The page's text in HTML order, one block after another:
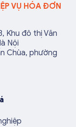
VỤ HÓA ĐƠN
Khu đô thị Văn
Nội
Chùa, phường